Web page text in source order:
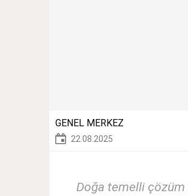
GENEL MERKEZ
22.08.2025
Doğa temelli çözüm